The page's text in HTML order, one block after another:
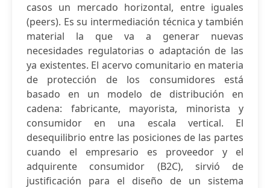
casos un mercado horizontal, entre iguales
(peers). Es su intermediación técnica y también
material la que va a generar nuevas
necesidades regulatorias o adaptación de las
ya existentes. El acervo comunitario en materia
de protección de los consumidores está
basado en un modelo de distribución en
cadena: fabricante, mayorista, minorista y
consumidor en una escala vertical. El
desequilibrio entre las posiciones de las partes
cuando el empresario es proveedor y el
adquirente consumidor (B2C), sirvió de
justificación para el diseño de un sistema